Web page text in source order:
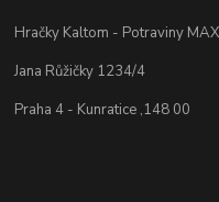
Hračky Kaltom - Potraviny
Jana Růžičky 1234/4
Praha 4 - Kunratice ,148 00